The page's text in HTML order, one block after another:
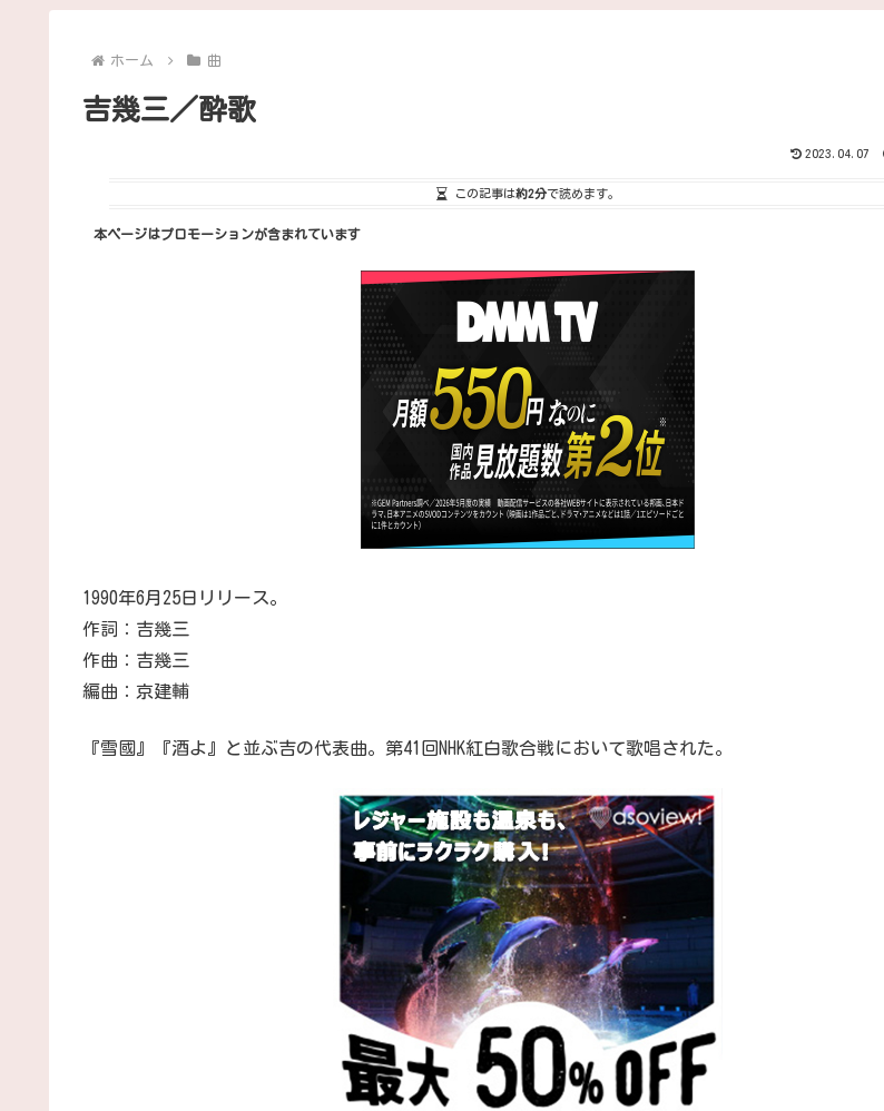
ホーム 曲
吉幾三／酔歌
2023.04.07
この記事は約2分で読めます。
本ページはプロモーションが含まれています
1990年6月25日リリース。
作詞：吉幾三
作曲：吉幾三
編曲：京建輔
『雪國』『酒よ』と並ぶ吉の代表曲。第41回NHK紅白歌合戦において歌唱された。